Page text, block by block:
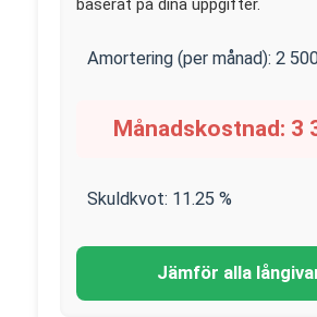
baserat på dina uppgifter.
Amortering (per månad): 2
Månadskostnad: 3
Skuldkvot: 11.25 %
Jämför alla